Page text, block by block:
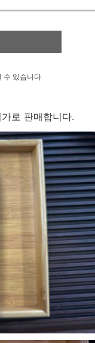
수 있습니다.
로 판매합니다.